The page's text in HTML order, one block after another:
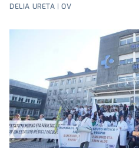
DELIA URETA | OV